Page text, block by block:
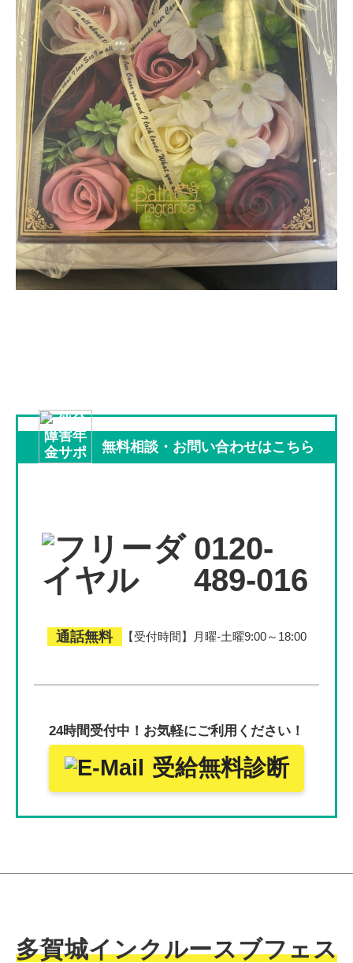
無料相談 ・ お問い合わせはこちら
0120-
489-016
通話無料 【受付時間】月曜-土曜9:00～18:00
24時間受付中！ お気軽にご利用ください！
受給無料診断
多賀城インクルースブフェス